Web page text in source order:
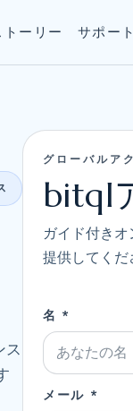
ーリー サポー
ス
グローバルア
bitql
ガイド付き
提供してくだ
名 *
メール *